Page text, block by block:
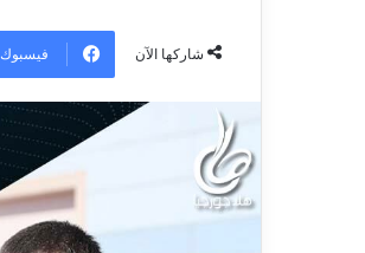
إلكترونيا
شاركها الآن فيسبوك